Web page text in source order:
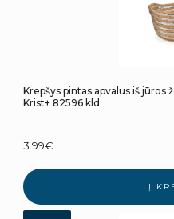
Krepšys pintas apvalus iš jūros
Krist+ 82596 kld
3.99€
Į